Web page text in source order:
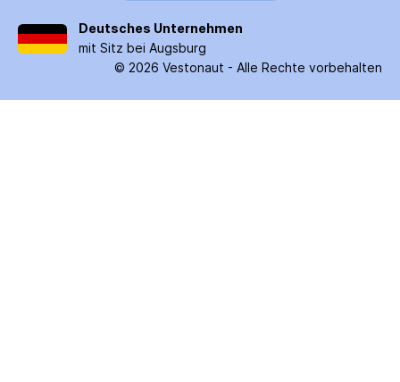
Deutsches Unternehmen
mit Sitz bei Augsburg
© 2026 Vestonaut - Alle Rechte vorbehalten